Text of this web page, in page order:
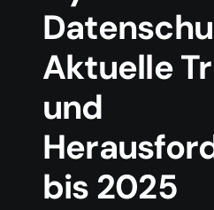
Aktuelle
und
bis 2025